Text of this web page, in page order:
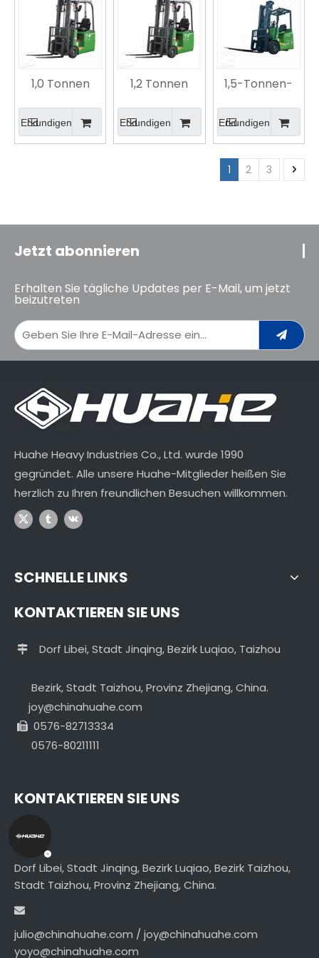
Kühlkettenzertifiziert bevorzugte
Wahl für die
Kühlkettenlagerung
elektrischer
Lagerstapler
1,0 Tonnen
Drehpunkt-
Lithiumbatterie-
Gegengewichtsstapler
Erkundigen
1,2 Tonnen
Lithiumbatterie-
Gabelstapler
mit drei
Erkundigen
1,5-Tonnen-
mit drei
Drehpunkten |
Effiziente und
agile
Erkundigen
1 2 3
Jetzt abonnieren
Erhalten Sie tägliche Updates per E-Mail, um jetzt
beizutreten
Huahe Heavy Industries Co., Ltd. wurde 1990
gegründet. Alle unsere Huahe-Mitglieder heißen Sie
herzlich zu Ihren freundlichen Besuchen willkommen.
SCHNELLE LINKS
KONTAKTIEREN SIE UNS
 Dorf Libei, Stadt Jinqing, Bezirk Luqiao, Taizhou
Bezirk, Stadt Taizhou, Provinz Zhejiang, China.
joy@chinahuahe.com
 0576-82713334
0576-80211111
KONTAKTIEREN SIE UNS
Dorf Libei, Stadt Jinqing, Bezirk Luqiao, Bezirk Taizhou,
Stadt Taizhou, Provinz Zhejiang, China.
julio@chinahuahe.com / joy@chinahuahe.com
yoyo@chinahuahe.com